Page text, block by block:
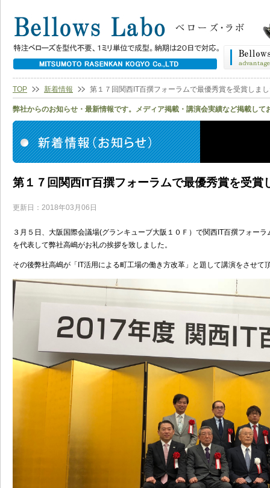
TOP 新着情報 第１７回関西IT百撰フォーラムで最優秀賞を受賞しま
弊社からのお知らせ・最新情報です。メディア掲載・講演会実績など掲載して
第１７回関西IT百撰フォーラムで最優秀賞を受賞
更新日：2018年03月06日
３月５日、大阪国際会議場(グランキューブ大阪１０Ｆ）で関西IT百撰フォー
を代表して弊社高嶋がお礼の挨拶を致しました。
その後弊社高嶋が「IT活用による町工場の働き方改革」と題して講演をさせて